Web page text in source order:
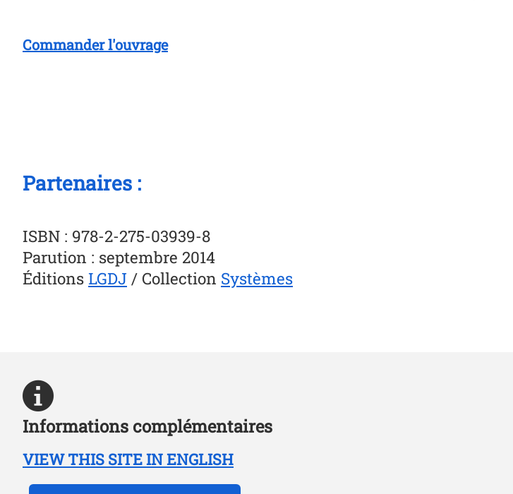
Commander l'ouvrage
Partenaires :
ISBN : 978-2-275-03939-8
Parution : septembre 2014
Éditions LGDJ / Collection Systèmes
Informations complémentaires
VIEW THIS SITE IN ENGLISH